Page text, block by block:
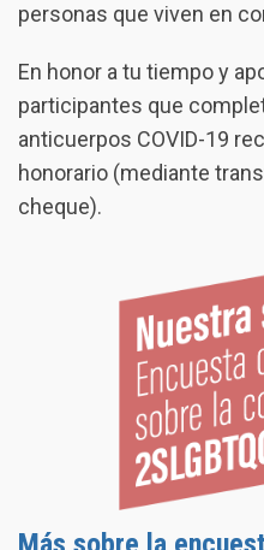
personas que viven en
En honor a tu tiempo y
participantes que
anticuerpos COVID-19
honorario (mediante
cheque).